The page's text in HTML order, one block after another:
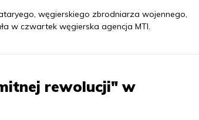
węgierskiego zbrodniarza wojennego,
w czwartek węgierska agencja MTI.
rewolucji" w